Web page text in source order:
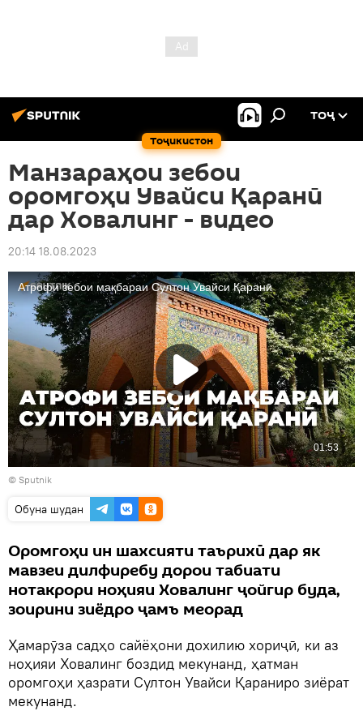
Тоҷикистон
ТОҶ
Манзараҳои зебои
оромгоҳи Увайси Қаранӣ
дар Ховалинг - видео
20:14 18.08.2023
© Sputnik
Обуна шудан
Оромгоҳи ин шахсияти таърихӣ дар як
мавзеи дилфиребу дорои табиати
нотакрори ноҳияи Ховалинг ҷойгир буда,
зоирини зиёдро ҷамъ меорад
Ҳамарӯза садҳо сайёҳони дохилию хориҷӣ, ки аз
ноҳияи Ховалинг боздид мекунанд, ҳатман
оромгоҳи ҳазрати Султон Увайси Қараниро зиёрат
мекунанд.